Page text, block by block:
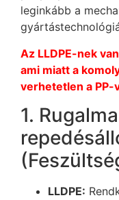
leginkább a
Az LLDPE-nek
ami miatt a
verhetetlen a PP-
1.
LLDPE: